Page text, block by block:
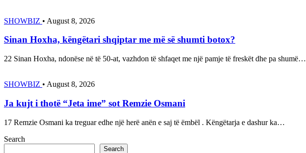
SHOWBIZ • August 8, 2026
Sinan Hoxha, këngëtari shqiptar me më së shumti botox?
22 Sinan Hoxha, ndonëse në të 50-at, vazhdon të shfaqet me një pamje të freskët dhe pa shumë…
SHOWBIZ • August 8, 2026
Ja kujt i thotë “Jeta ime” sot Remzie Osmani
17 Remzie Osmani ka treguar edhe një herë anën e saj të ëmbël . Këngëtarja e dashur ka…
Search
Search